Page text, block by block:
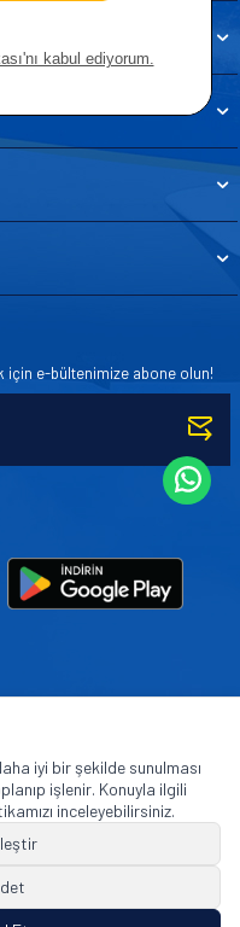
için e-bültenimize abone olun!
of or licensed to The Goodyear
by Basbug Group Company,
Tire & Rubber Company.
iyi bir şekilde sunulması
işlenir. Konuyla ilgili
inceleyebilirsiniz.